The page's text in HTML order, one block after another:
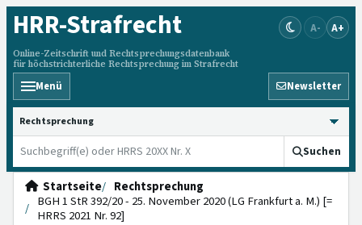
HRR-Strafrecht
Online-Zeitschrift und Rechtsprechungsdatenbank
für höchstrichterliche Rechtsprechung im Strafrecht
A- A+
Menü Newsletter
HRRS durchsuchen
Suchen
Startseite
Rechtsprechung
BGH 1 StR 392/20 - 25. November 2020 (LG Frankfurt a. M.) [=
HRRS 2021 Nr. 92]